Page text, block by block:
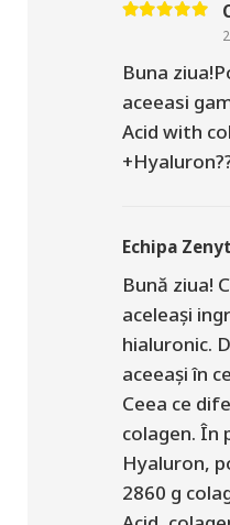
Buna
aceeasi
Acid with
Echipa
Bună ziua!
aceleași
hialuronic.
aceeași în
Ceea ce
colagen. În
Hyaluron,
2860 g